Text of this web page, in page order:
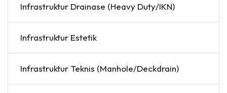
Infrastruktur Drainase (Heavy Duty/IKN)
Infrastruktur Estetik
Infrastruktur Teknis (Manhole/Deckdrain)